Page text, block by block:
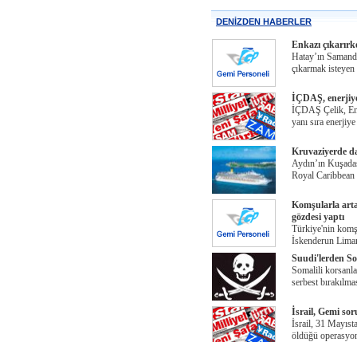
DENİZDEN HABERLER
Enkazı
Hatay’ın
çıkarmak
İÇDAŞ,
İÇDAŞ Çelik,
yanı sıra
Kruvaziyerde
Aydın’ın
Royal
Komşularla
gözdesi yaptı
Türkiye'nin
İskenderun
Suudi'lerden
Somalili
serbest
İsrail, Gemi
İsrail, 31
öldüğü